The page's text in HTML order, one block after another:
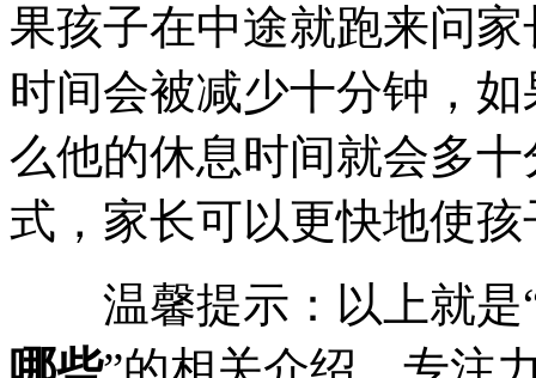
果孩子在中途就跑来问
时间会被减少十分钟，
么他的休息时间就会多
式，家长可以更快地使
温馨提示：以上就是